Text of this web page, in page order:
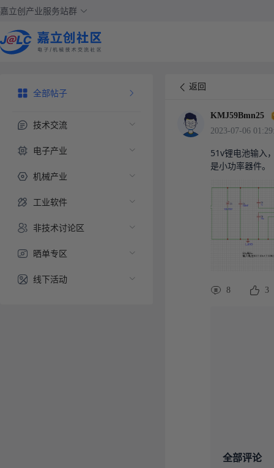
嘉立创产业服务站群
全部帖子
技术交流
电子产业
机械产业
工业软件
非技术讨论区
晒单专区
线下活动
返回
KMJ59Bmn25
2023-07-06
51v锂电池输入
是小功率器件。
8 3
全部评论